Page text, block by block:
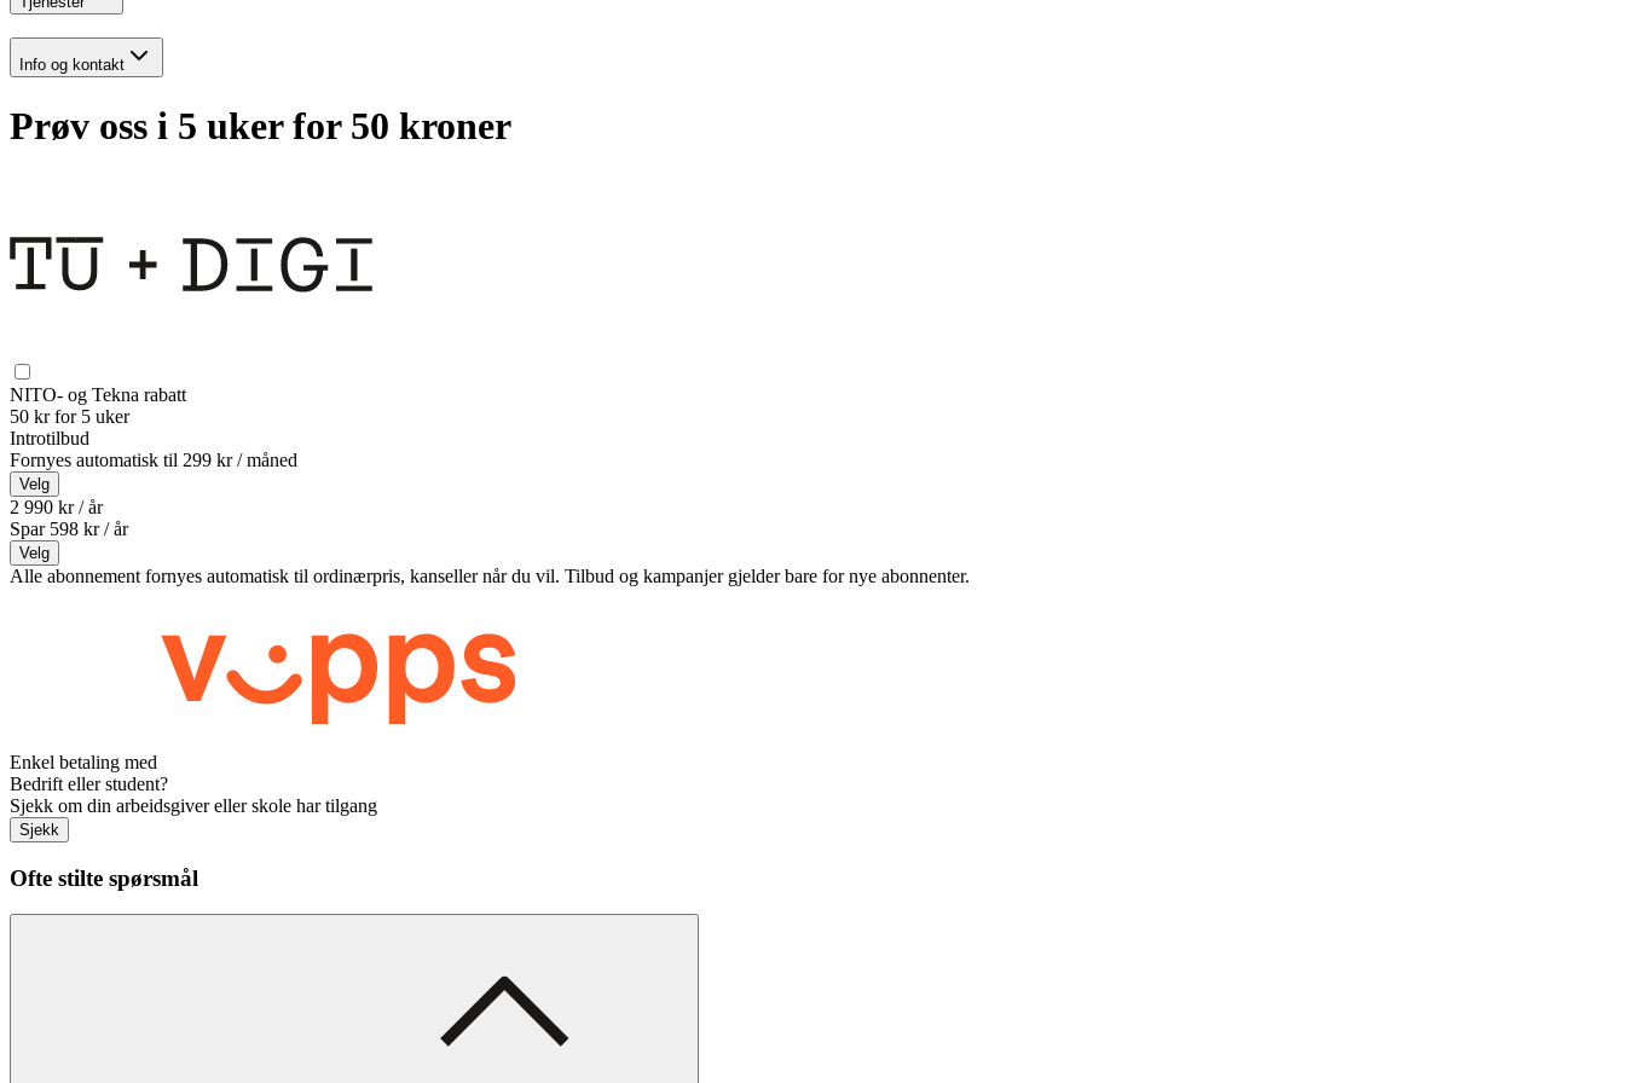
Info og kontakt
Prøv oss i 5 uker for 50 kroner
NITO- og Tekna rabatt
50 kr for 5 uker
Introtilbud
Fornyes automatisk til 299 kr / måned
Velg
2 990 kr / år
Spar 598 kr /år
Velg
Alle abonnement fornyes automatisk til ordinærpris, kanseller når du vil. Tilbud og kampanjer gjelder bare for nye abonnenter.
Enkel betaling med
Bedrift eller student?
Sjekk om din arbeidsgiver eller skole har tilgang
Sjekk
Ofte stilte spørsmål